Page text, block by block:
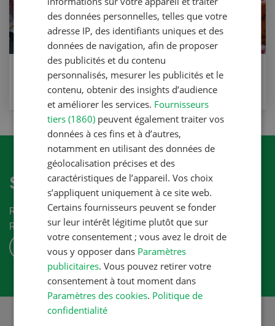
Gâteau aux groseilles
VERS LA RECETTE
S'abonner à la newletter
Recevez les dernières nouvelles du monde de la
Revue-UFA.
des données personnelles, telles que votre
adresse IP, des identifiants uniques et des
données de navigation, afin de proposer
des publicités et du contenu
personnalisés, mesurer les publicités et le
contenu, obtenir des insights d’audience
et améliorer les services. Fournisseurs
tiers (1860) peuvent également traiter vos
données à ces fins et à d’autres,
notamment en utilisant des données de
géolocalisation précises et des
caractéristiques de l’appareil. Vos choix
s’appliquent uniquement à ce site web.
Certains fournisseurs peuvent se fonder
sur leur intérêt légitime plutôt que sur
votre consentement ; vous avez le droit de
vous y opposer dans Paramètres
publicitaires. Vous pouvez retirer votre
consentement à tout moment dans
Paramètres des cookies. Politique de
confidentialité